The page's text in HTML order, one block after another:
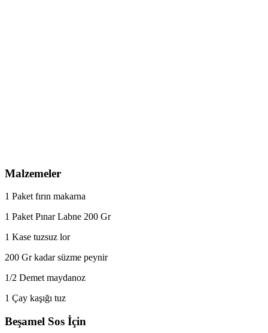
Malzemeler
1 Paket fırın makarna
1 Paket Pınar Labne 200 Gr
1 Kase tuzsuz lor
200 Gr kadar süzme peynir
1/2 Demet maydanoz
1 Çay kaşığı tuz
Beşamel Sos İçin